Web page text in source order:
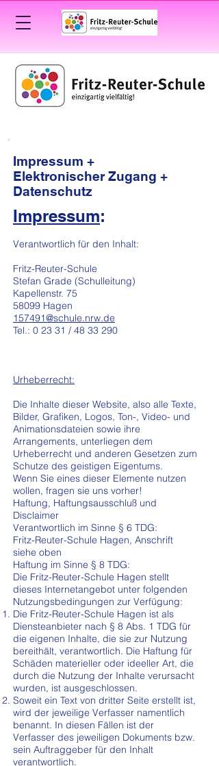
Impressum +
Elektronischer Zugang +
Datenschutz
Impressum:
Verantwortlich für den Inhalt:
Fritz-Reuter-Schule
Stefan Grade (Schulleitung)
Kapellenstr. 75
58099 Hagen
157491@schule.nrw.de
Tel.: 0 23 31 / 48 33 290
Urheberrecht:
Die Inhalte dieser Website, also alle Texte,
Bilder, Grafiken, Logos, Ton-, Video- und
Animationsdateien sowie ihre
Arrangements, unterliegen dem
Urheberrecht und anderen Gesetzen zum
Schutze des geistigen Eigentums.
Wenn Sie eines dieser Elemente nutzen
wollen, fragen sie uns vorher!
Haftung, Haftungsausschluß und
Disclaimer
Verantwortlich im Sinne § 6 TDG:
Fritz-Reuter-Schule Hagen, Anschrift
siehe oben
Haftung im Sinne § 8 TDG:
Die Fritz-Reuter-Schule Hagen stellt
dieses Internetangebot unter folgenden
Nutzungsbedingungen zur Verfügung:
Die Fritz-Reuter-Schule Hagen ist als
Diensteanbieter nach § 8 Abs. 1 TDG für
die eigenen Inhalte, die sie zur Nutzung
bereithält, verantwortlich. Die Haftung für
Schäden materieller oder ideeller Art, die
durch die Nutzung der Inhalte verursacht
wurden, ist ausgeschlossen.
Soweit ein Text von dritter Seite erstellt ist,
wird der jeweilige Verfasser namentlich
benannt. In diesen Fällen ist der
Verfasser des jeweiligen Dokuments bzw.
sein Auftraggeber für den Inhalt
verantwortlich.